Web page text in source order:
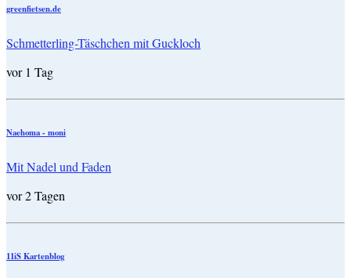
greenfietsen.de
Schmetterling-Täschchen mit Guckloch
vor 1 Tag
Naehoma - moni
Mit Nadel und Faden
vor 2 Tagen
11iS Kartenblog